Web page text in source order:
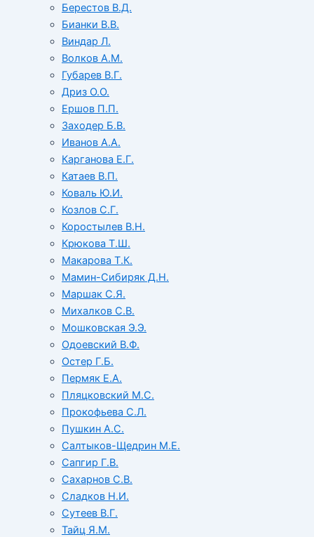
Берестов В.Д.
Бианки В.В.
Виндар Л.
Волков А.М.
Губарев В.Г.
Дриз О.О.
Ершов П.П.
Заходер Б.В.
Иванов А.А.
Карганова Е.Г.
Катаев В.П.
Коваль Ю.И.
Козлов С.Г.
Коростылев В.Н.
Крюкова Т.Ш.
Макарова Т.К.
Мамин-Сибиряк Д.Н.
Маршак С.Я.
Михалков С.В.
Мошковская Э.Э.
Одоевский В.Ф.
Остер Г.Б.
Пермяк Е.А.
Пляцковский М.С.
Прокофьева С.Л.
Пушкин А.С.
Салтыков-Щедрин М.Е.
Сапгир Г.В.
Сахарнов С.В.
Сладков Н.И.
Сутеев В.Г.
Тайц Я.М.